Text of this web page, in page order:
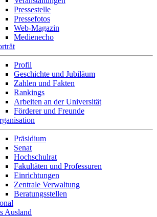
Pressestelle
Pressefotos
Web-Magazin
Medienecho
Profil
Geschichte und Jubiläum
Zahlen und Fakten
Rankings
Arbeiten an der Universität
Förderer und Freunde
Präsidium
Senat
Hochschulrat
Fakultäten und Professuren
Einrichtungen
Zentrale Verwaltung
Beratungsstellen
Ausland